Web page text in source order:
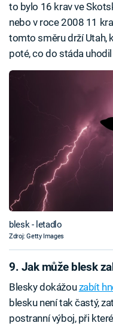
to bylo 16 krav ve
nebo v roce 2008 11
tomto směru drží Utah,
poté, co do stáda
blesk - letadlo
Zdroj: Getty Images
9. Jak může blesk
Blesky dokážouzabít
blesku není tak častý,
postranní výboj, při